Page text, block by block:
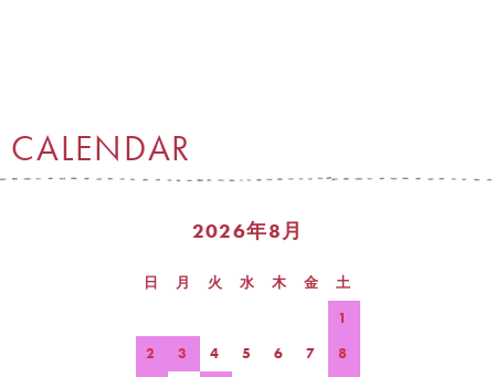
CALENDAR
2026年8月
日 月 火 水 木 金
土
1
2
3 4 5 6 7
8